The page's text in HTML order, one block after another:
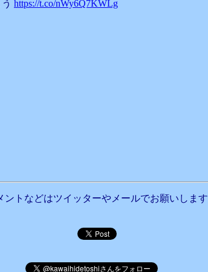
https://t.co/nWy6Q7KWLg
ントなどはツイッターやメールでお願いします